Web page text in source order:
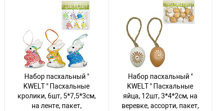
Авторизуйтесь, чтобы
увидеть цену
770 товаров
увидеть цену
593 товара
Набор пасхальный "
KWELT " Пасхальные
кролики, 6шт, 5*7,5*3см,
на ленте, пакет,
Набор пасхальный "
KWELT " Пасхальные
яйца, 12шт, 3*4*2см, на
веревке, ассорти, пакет,